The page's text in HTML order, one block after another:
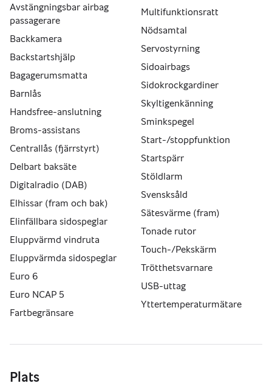
Avstängningsbar airbag
passagerare
Backkamera
Backstartshjälp
Bagagerumsmatta
Barnlås
Handsfree-anslutning
Broms-assistans
Centrallås (fjärrstyrt)
Delbart baksäte
Digitalradio (DAB)
Elhissar (fram och bak)
Elinfällbara sidospeglar
Eluppvärmd vindruta
Eluppvärmda sidospeglar
Euro 6
Euro NCAP 5
Fartbegränsare
Multifunktionsratt
Nödsamtal
Servostyrning
Sidoairbags
Sidokrockgardiner
Skyltigenkänning
Sminkspegel
Start-/stoppfunktion
Startspärr
Stöldlarm
Svensksåld
Sätesvärme (fram)
Tonade rutor
Touch-/Pekskärm
Trötthetsvarnare
USB-uttag
Yttertemperaturmätare
Plats